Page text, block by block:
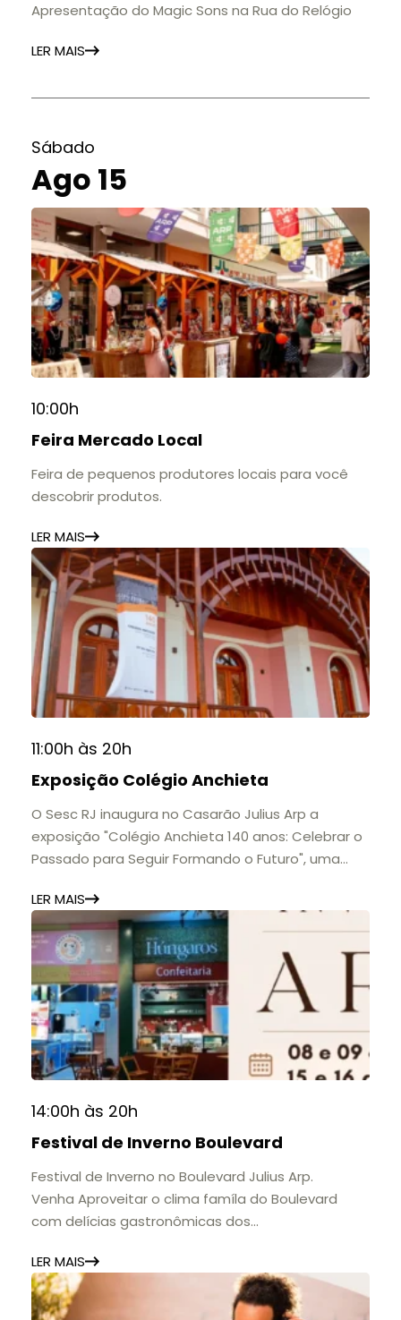
Apresentação do Magic Sons na Rua do Relógio
LER MAIS
Sábado
Ago 15
10:00h
Feira Mercado Local
Feira de pequenos produtores locais para você
descobrir produtos.
LER MAIS
11:00h às 20h
Exposição Colégio Anchieta
O Sesc RJ inaugura no Casarão Julius Arp a
exposição "Colégio Anchieta 140 anos: Celebrar o
Passado para Seguir Formando o Futuro", uma
importantes instituições de ensino de Nova
Friburgo e do Brasil.
A mostra convida o público a conhecer o legado
do Colégio Anchieta por meio de documentos,
histórias e marcos que evidenciam sua
contribuição para a educação, a cultura e a
formação de gerações.
📍 Casarão Julius Arp
📅 Até 30 de setembro
11h às 17h
🎟️ Entrada gratuita.
LER MAIS
14:00h às 20h
Festival de Inverno Boulevard
Festival de Inverno no Boulevard Julius Arp.
Venha Aproveitar o clima famíla do Boulevard
com delícias gastronômicas dos
LER MAIS